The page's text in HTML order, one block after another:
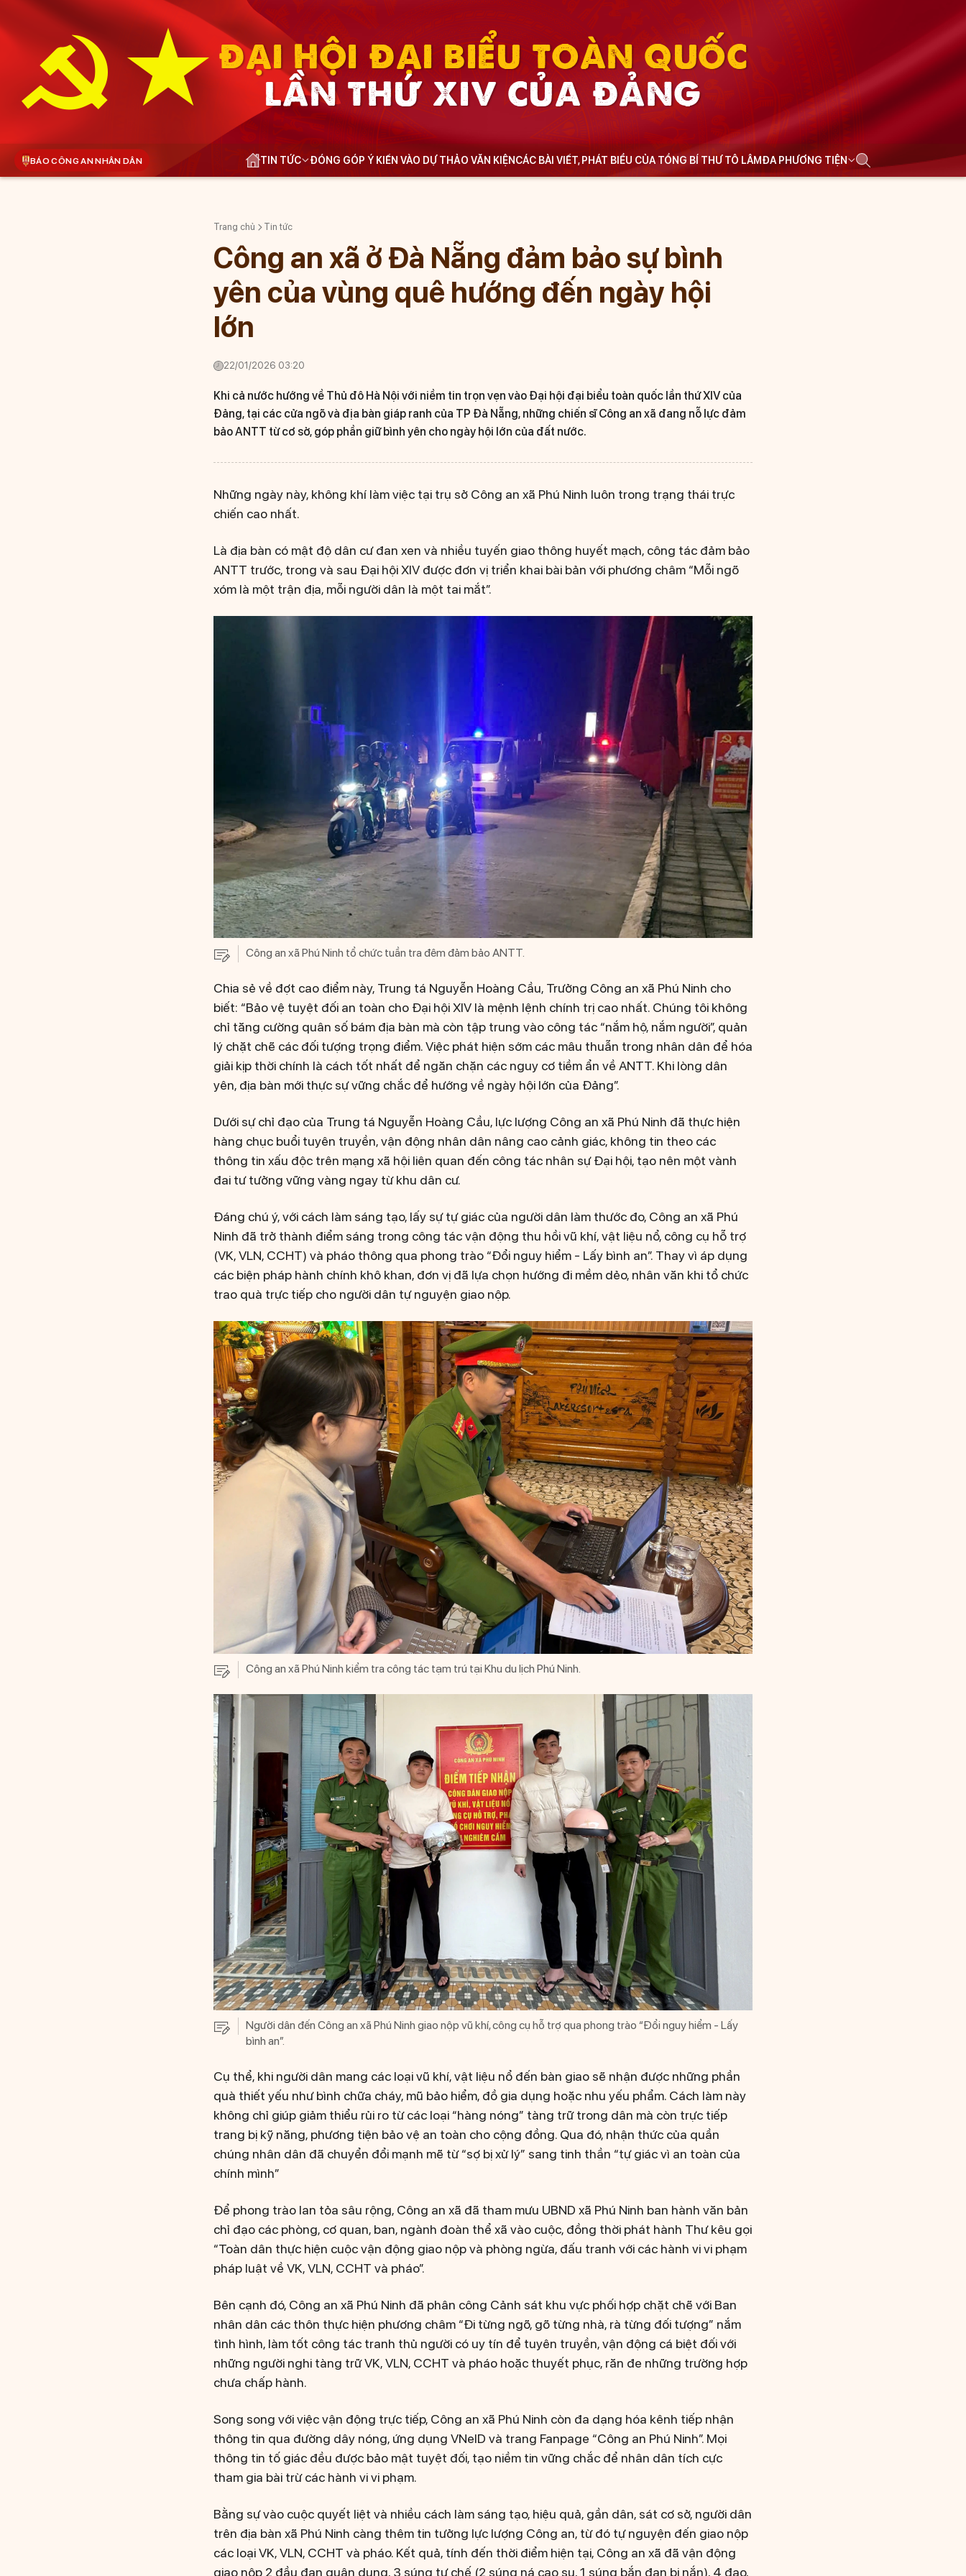
ĐẠI HỘI ĐẠI BIỂU TOÀN QUỐC
LẦN THỨ XIV CỦA ĐẢNG
BÁO CÔNG AN NHÂN DÂN TIN TỨC ĐÓNG GÓP Ý KIẾN VÀO DỰ THẢO VĂN KIỆNCÁC BÀI VIẾT, PHÁT BIỂU CỦA TỔNG BÍ THƯ TÔ LÂMĐA PHƯƠNG TIỆN
Trang chủ Tin tức
Công an xã ở Đà Nẵng đảm bảo sự bình
yên của vùng quê hướng đến ngày hội
lớn
22/01/2026 03:20
Khi cả nước hướng về Thủ đô Hà Nội với niềm tin trọn vẹn vào Đại hội đại biểu toàn quốc lần thứ XIV của
Đảng, tại các cửa ngõ và địa bàn giáp ranh của TP Đà Nẵng, những chiến sĩ Công an xã đang nỗ lực đảm
bảo ANTT từ cơ sở, góp phần giữ bình yên cho ngày hội lớn của đất nước.
Những ngày này, không khí làm việc tại trụ sở Công an xã Phú Ninh luôn trong trạng thái trực
chiến cao nhất.
Là địa bàn có mật độ dân cư đan xen và nhiều tuyến giao thông huyết mạch, công tác đảm bảo
ANTT trước, trong và sau Đại hội XIV được đơn vị triển khai bài bản với phương châm “Mỗi ngõ
xóm là một trận địa, mỗi người dân là một tai mắt”.
Công an xã Phú Ninh tổ chức tuần tra đêm đảm bảo ANTT.
Chia sẻ về đợt cao điểm này, Trung tá Nguyễn Hoàng Cầu, Trưởng Công an xã Phú Ninh cho
biết: “Bảo vệ tuyệt đối an toàn cho Đại hội XIV là mệnh lệnh chính trị cao nhất. Chúng tôi không
chỉ tăng cường quân số bám địa bàn mà còn tập trung vào công tác “nắm hộ, nắm người”, quản
lý chặt chẽ các đối tượng trọng điểm. Việc phát hiện sớm các mâu thuẫn trong nhân dân để hóa
giải kịp thời chính là cách tốt nhất để ngăn chặn các nguy cơ tiềm ẩn về ANTT. Khi lòng dân
yên, địa bàn mới thực sự vững chắc để hướng về ngày hội lớn của Đảng”.
Dưới sự chỉ đạo của Trung tá Nguyễn Hoàng Cầu, lực lượng Công an xã Phú Ninh đã thực hiện
hàng chục buổi tuyên truyền, vận động nhân dân nâng cao cảnh giác, không tin theo các
thông tin xấu độc trên mạng xã hội liên quan đến công tác nhân sự Đại hội, tạo nên một vành
đai tư tưởng vững vàng ngay từ khu dân cư.
Đáng chú ý, với cách làm sáng tạo, lấy sự tự giác của người dân làm thước đo, Công an xã Phú
Ninh đã trở thành điểm sáng trong công tác vận động thu hồi vũ khí, vật liệu nổ, công cụ hỗ trợ
(VK, VLN, CCHT) và pháo thông qua phong trào “Đổi nguy hiểm - Lấy bình an”. Thay vì áp dụng
các biện pháp hành chính khô khan, đơn vị đã lựa chọn hướng đi mềm dẻo, nhân văn khi tổ chức
trao quà trực tiếp cho người dân tự nguyện giao nộp.
Công an xã Phú Ninh kiểm tra công tác tạm trú tại Khu du lịch Phú Ninh.
Người dân đến Công an xã Phú Ninh giao nộp vũ khí, công cụ hỗ trợ qua phong trào “Đổi nguy hiểm - Lấy
bình an”.
​Cụ thể, khi người dân mang các loại vũ khí, vật liệu nổ đến bàn giao sẽ nhận được những phần
quà thiết yếu như bình chữa cháy, mũ bảo hiểm, đồ gia dụng hoặc nhu yếu phẩm. Cách làm này
không chỉ giúp giảm thiểu rủi ro từ các loại “hàng nóng” tàng trữ trong dân mà còn trực tiếp
trang bị kỹ năng, phương tiện bảo vệ an toàn cho cộng đồng. Qua đó, nhận thức của quần
chúng nhân dân đã chuyển đổi mạnh mẽ từ “sợ bị xử lý” sang tinh thần “tự giác vì an toàn của
chính mình”
Để phong trào lan tỏa sâu rộng, Công an xã đã tham mưu UBND xã Phú Ninh ban hành văn bản
chỉ đạo các phòng, cơ quan, ban, ngành đoàn thể xã vào cuộc, đồng thời phát hành Thư kêu gọi
“Toàn dân thực hiện cuộc vận động giao nộp và phòng ngừa, đấu tranh với các hành vi vi phạm
pháp luật về VK, VLN, CCHT và pháo”.
​Bên cạnh đó, Công an xã Phú Ninh đã phân công Cảnh sát khu vực phối hợp chặt chẽ với Ban
nhân dân các thôn thực hiện phương châm “Đi từng ngõ, gõ từng nhà, rà từng đối tượng” nắm
tình hình, làm tốt công tác tranh thủ người có uy tín để tuyên truyền, vận động cá biệt đối với
những người nghi tàng trữ VK, VLN, CCHT và pháo hoặc thuyết phục, răn đe những trường hợp
chưa chấp hành.
Song song với việc vận động trực tiếp, Công an xã Phú Ninh còn đa dạng hóa kênh tiếp nhận
thông tin qua đường dây nóng, ứng dụng VNeID và trang Fanpage “Công an Phú Ninh”. Mọi
thông tin tố giác đều được bảo mật tuyệt đối, tạo niềm tin vững chắc để nhân dân tích cực
tham gia bài trừ các hành vi vi phạm.
​Bằng sự vào cuộc quyết liệt và nhiều cách làm sáng tạo, hiệu quả, gần dân, sát cơ sở, người dân
trên địa bàn xã Phú Ninh càng thêm tin tưởng lực lượng Công an, từ đó tự nguyện đến giao nộp
các loại VK, VLN, CCHT và pháo. Kết quả, tính đến thời điểm hiện tại, Công an xã đã vận động
giao nộp 2 đầu đạn quân dụng, 3 súng tự chế (2 súng ná cao su, 1 súng bắn đạn bi nắn), 4 đao,